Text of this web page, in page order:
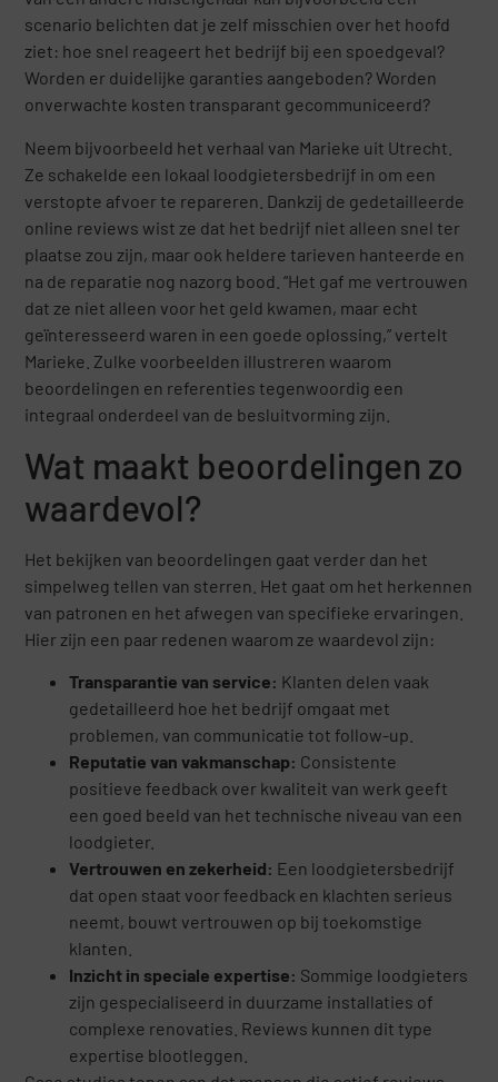
scenario belichten dat je zelf misschien over het hoofd
ziet: hoe snel reageert het bedrijf bij een spoedgeval?
Worden er duidelijke garanties aangeboden? Worden
onverwachte kosten transparant gecommuniceerd?
Neem bijvoorbeeld het verhaal van Marieke uit Utrecht.
Ze schakelde een lokaal loodgietersbedrijf in om een
verstopte afvoer te repareren. Dankzij de gedetailleerde
online reviews wist ze dat het bedrijf niet alleen snel ter
plaatse zou zijn, maar ook heldere tarieven hanteerde en
na de reparatie nog nazorg bood. “Het gaf me vertrouwen
dat ze niet alleen voor het geld kwamen, maar echt
geïnteresseerd waren in een goede oplossing,” vertelt
Marieke. Zulke voorbeelden illustreren waarom
beoordelingen en referenties tegenwoordig een
integraal onderdeel van de besluitvorming zijn.
Wat maakt beoordelingen zo
waardevol?
Het bekijken van beoordelingen gaat verder dan het
simpelweg tellen van sterren. Het gaat om het herkennen
van patronen en het afwegen van specifieke ervaringen.
Hier zijn een paar redenen waarom ze waardevol zijn:
Transparantie van service: Klanten delen vaak
gedetailleerd hoe het bedrijf omgaat met
problemen, van communicatie tot follow-up.
Reputatie van vakmanschap: Consistente
positieve feedback over kwaliteit van werk geeft
een goed beeld van het technische niveau van een
loodgieter.
Vertrouwen en zekerheid: Een loodgietersbedrijf
dat open staat voor feedback en klachten serieus
neemt, bouwt vertrouwen op bij toekomstige
klanten.
Inzicht in speciale expertise: Sommige loodgieters
zijn gespecialiseerd in duurzame installaties of
complexe renovaties. Reviews kunnen dit type
expertise blootleggen.